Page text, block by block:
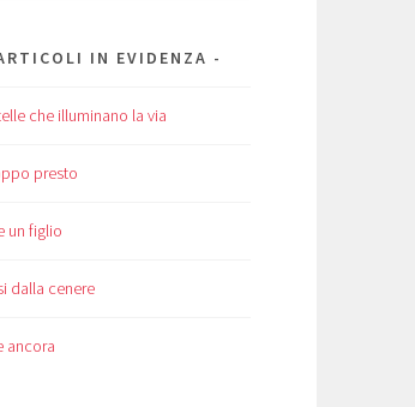
IN EVIDENZA
che illuminano la via
presto
un figlio
dalla cenere
ancora